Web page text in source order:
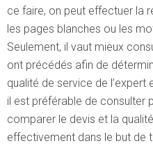
ce faire, on peut effectuer la
les pages blanches ou les
Seulement, il vaut mieux
ont précédés afin de
qualité de service de l’expert
il est préférable de consulter
comparer le devis et la
effectivement dans le but de